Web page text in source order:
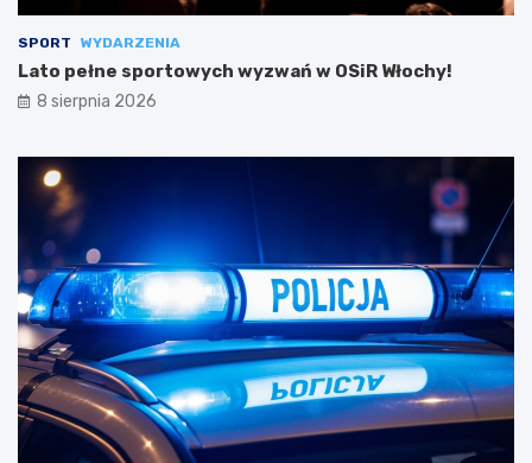
SPORT WYDARZENIA
Lato pełne sportowych wyzwań w OSiR Włochy!
8 sierpnia 2026